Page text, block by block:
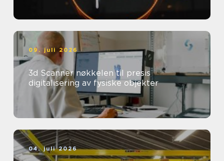
09. juli 2026
3d Scanner nøkkelen til presis
digitalisering av fysiske objekter
04. juli 2026